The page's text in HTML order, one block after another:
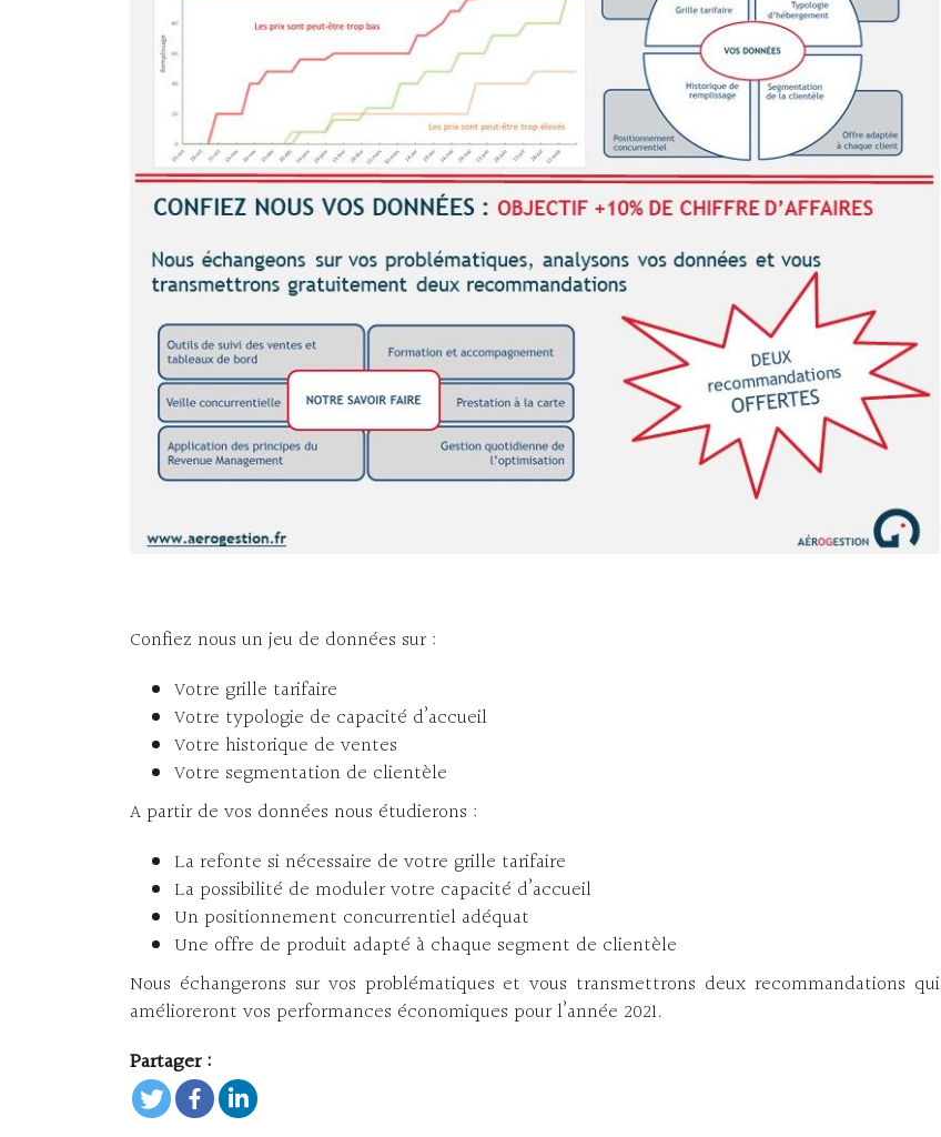
Confiez nous un jeu de données sur :
Votre grille tarifaire
Votre typologie de capacité d’accueil
Votre historique de ventes
Votre segmentation de clientèle
A partir de vos données nous étudierons :
La refonte si nécessaire de votre grille tarifaire
La possibilité de moduler votre capacité d’accueil
Un positionnement concurrentiel adéquat
Une offre de produit adapté à chaque segment de clientèle
Nous échangerons sur vos problématiques et vous transmettrons deux recommandations qui
amélioreront vos performances économiques pour l’année 2021.
Partager :